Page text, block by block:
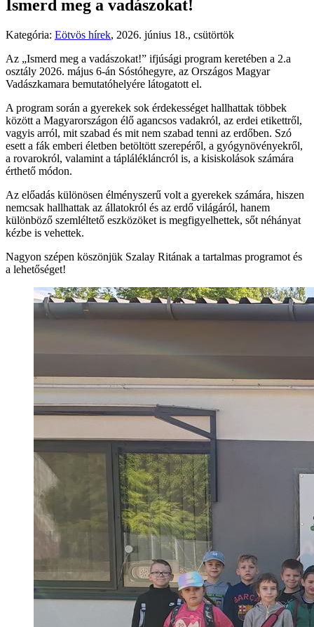
Ismerd meg a vadászokat!
Kategória: Eötvös hírek, 2026. június 18., csütörtök
Az „Ismerd meg a vadászokat!” ifjúsági program keretében a 2.a
osztály 2026. május 6-án Sóstóhegyre, az Országos Magyar
Vadászkamara bemutatóhelyére látogatott el.
A program során a gyerekek sok érdekességet hallhattak többek
között a Magyarországon élő agancsos vadakról, az erdei etikettről,
vagyis arról, mit szabad és mit nem szabad tenni az erdőben. Szó
esett a fák emberi életben betöltött szerepéről, a gyógynövényekről,
a rovarokról, valamint a táplálékláncról is, a kisiskolások számára
érthető módon.
Az előadás különösen élményszerű volt a gyerekek számára, hiszen
nemcsak hallhattak az állatokról és az erdő világáról, hanem
különböző szemléltető eszközöket is megfigyelhettek, sőt néhányat
kézbe is vehettek.
Nagyon szépen köszönjük Szalay Ritának a tartalmas programot és
a lehetőséget!